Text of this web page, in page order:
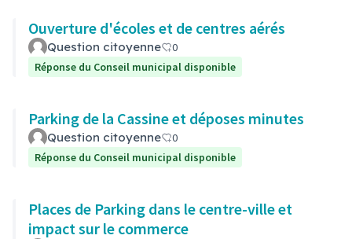
Ouverture d'écoles et de centres aérés
Question citoyenne
0
Réponse du Conseil municipal disponible
Parking de la Cassine et déposes minutes
Question citoyenne
0
Réponse du Conseil municipal disponible
Places de Parking dans le centre-ville et
impact sur le commerce